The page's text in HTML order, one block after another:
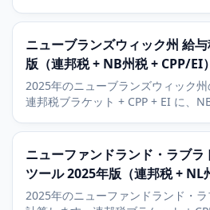
ニューブランズウィック州 給
版（連邦税 + NB州税 + CPP/EI）
2025年のニューブランズウィック州
連邦税ブラケット + CPP + EI に、
ニューファンドランド・ラブ
ツール 2025年版（連邦税 + NL
2025年のニューファンドランド・